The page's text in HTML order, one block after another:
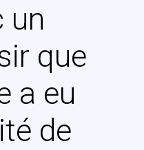
un
que
a eu
de